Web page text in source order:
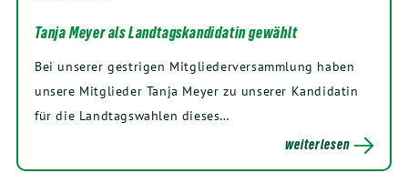
Tanja Meyer als Landtagskandidatin gewählt
Bei unserer gestrigen Mitgliederversammlung haben
unsere Mitglieder Tanja Meyer zu unserer Kandidatin
für die Landtagswahlen dieses…
weiterlesen